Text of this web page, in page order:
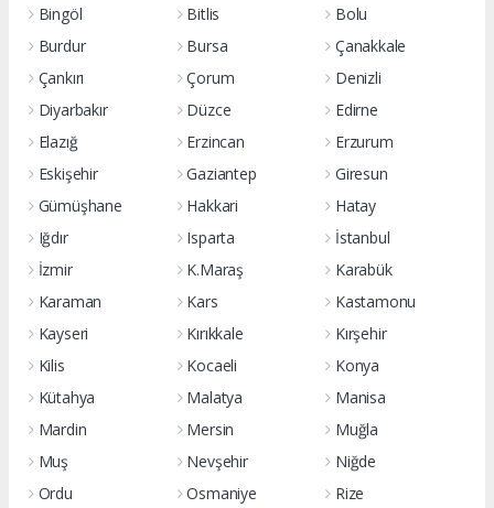
Bingöl
Bitlis
Bolu
Burdur
Bursa
Çanakkale
Çankırı
Çorum
Denizli
Diyarbakır
Düzce
Edirne
Elazığ
Erzincan
Erzurum
Eskişehir
Gaziantep
Giresun
Gümüşhane
Hakkari
Hatay
Iğdır
Isparta
İstanbul
İzmir
K.Maraş
Karabük
Karaman
Kars
Kastamonu
Kayseri
Kırıkkale
Kırşehir
Kilis
Kocaeli
Konya
Kütahya
Malatya
Manisa
Mardin
Mersin
Muğla
Muş
Nevşehir
Niğde
Ordu
Osmaniye Rize